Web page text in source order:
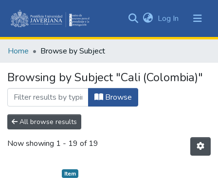
&
All of DSpace
Log In (current)
Home Browse by Subject
Browsing by Subject "Cali (Colombia)"
Browse
All browse results
Now showing 1 - 19 of 19
Item